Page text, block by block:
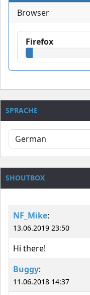
Browser
Firefox
SPRACHE
SHOUTBOX
NF_Mike:
13.06.2019 23:50
Hi there!
Buggy:
11.06.2018 14:37